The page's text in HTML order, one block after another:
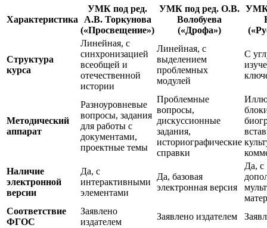
Характеристика
УМК под ред.
А.В. Торкунова
(«Просвещение»)
УМК под ред. О.В.
Волобуева
(«Дрофа»)
УМК
Структура
курса
Линейная, с
синхронизацией
всеобщей и
отечественной
истории
Линейная, с
выделением
проблемных
модулей
С
Методический
аппарат
Разноуровневые
вопросы, задания
для работы с
документами,
проектные темы
Проблемные
вопросы,
дискуссионные
задания,
историографические
справки
Наличие
электронной
версии
Да, с
интерактивными
элементами
Да, базовая
электронная версия
Да, с
Соответствие
ФГОС
Заявлено
издателем
Заявлено издателем